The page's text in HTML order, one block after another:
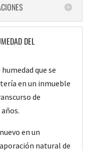
DEL
que se
en un inmueble
de
en un
natural de